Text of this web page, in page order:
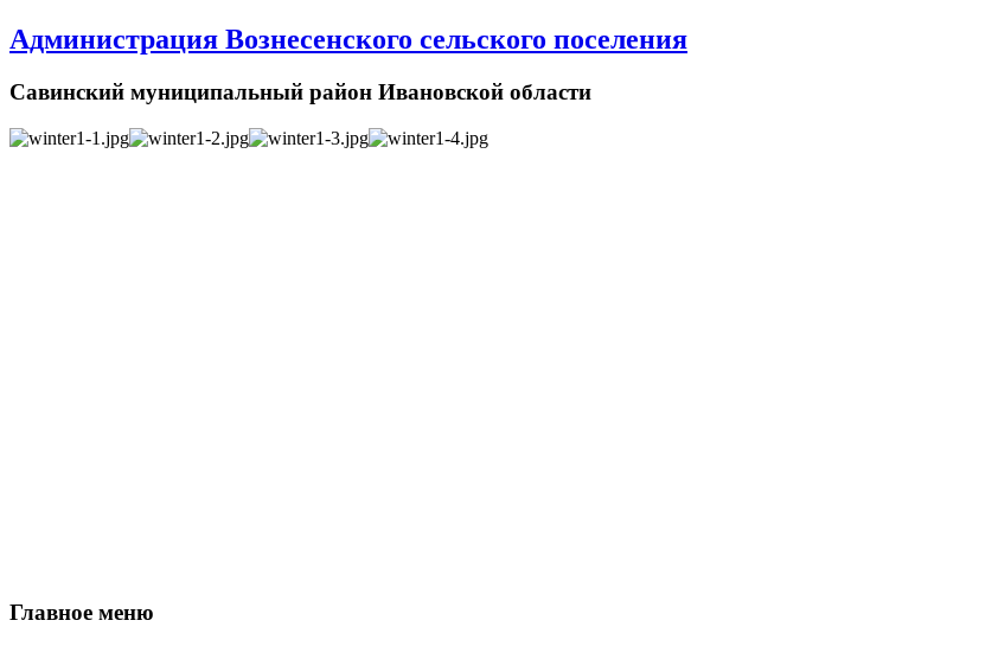
Администрация Вознесенского сельского поселения
Савинский муниципальный район Ивановской области
Главное меню